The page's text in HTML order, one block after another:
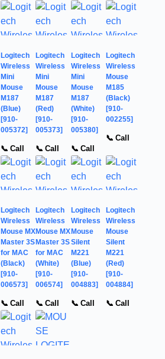
Logitech
Wireless
Mini
Mouse
M187
(Blue)
[910-
005372]
📞 Call
Logitech
Wireless
Mini
Mouse
M187
(Red)
[910-
005373]
📞 Call
Logitech
Wireless
Mini
Mouse
M187
(White)
[910-
005380]
📞 Call
Logitech
Wireless
Mouse
M185
(Black)
[910-
002255]
📞 Call
Logitech
Wireless
Mouse MX
Master 3S
for MAC
(Black)
[910-
006573]
📞 Call
Logitech
Wireless
Mouse MX
Master 3S
for MAC
(White)
[910-
006574]
📞 Call
Logitech
Wireless
Mouse
Silent
M221
(Blue)
[910-
004883]
📞 Call
Logitech
Wireless
Mouse
Silent
M221
(Red)
[910-
004884]
📞 Call